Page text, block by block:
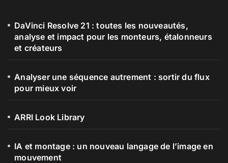
DaVinci Resolve 21 : toutes les nouveautés,
analyse et impact pour les monteurs, étalonneurs
et créateurs
Analyser une séquence autrement : sortir du flux
pour mieux voir
ARRI Look Library
IA et montage : un nouveau langage de l’image en
mouvement